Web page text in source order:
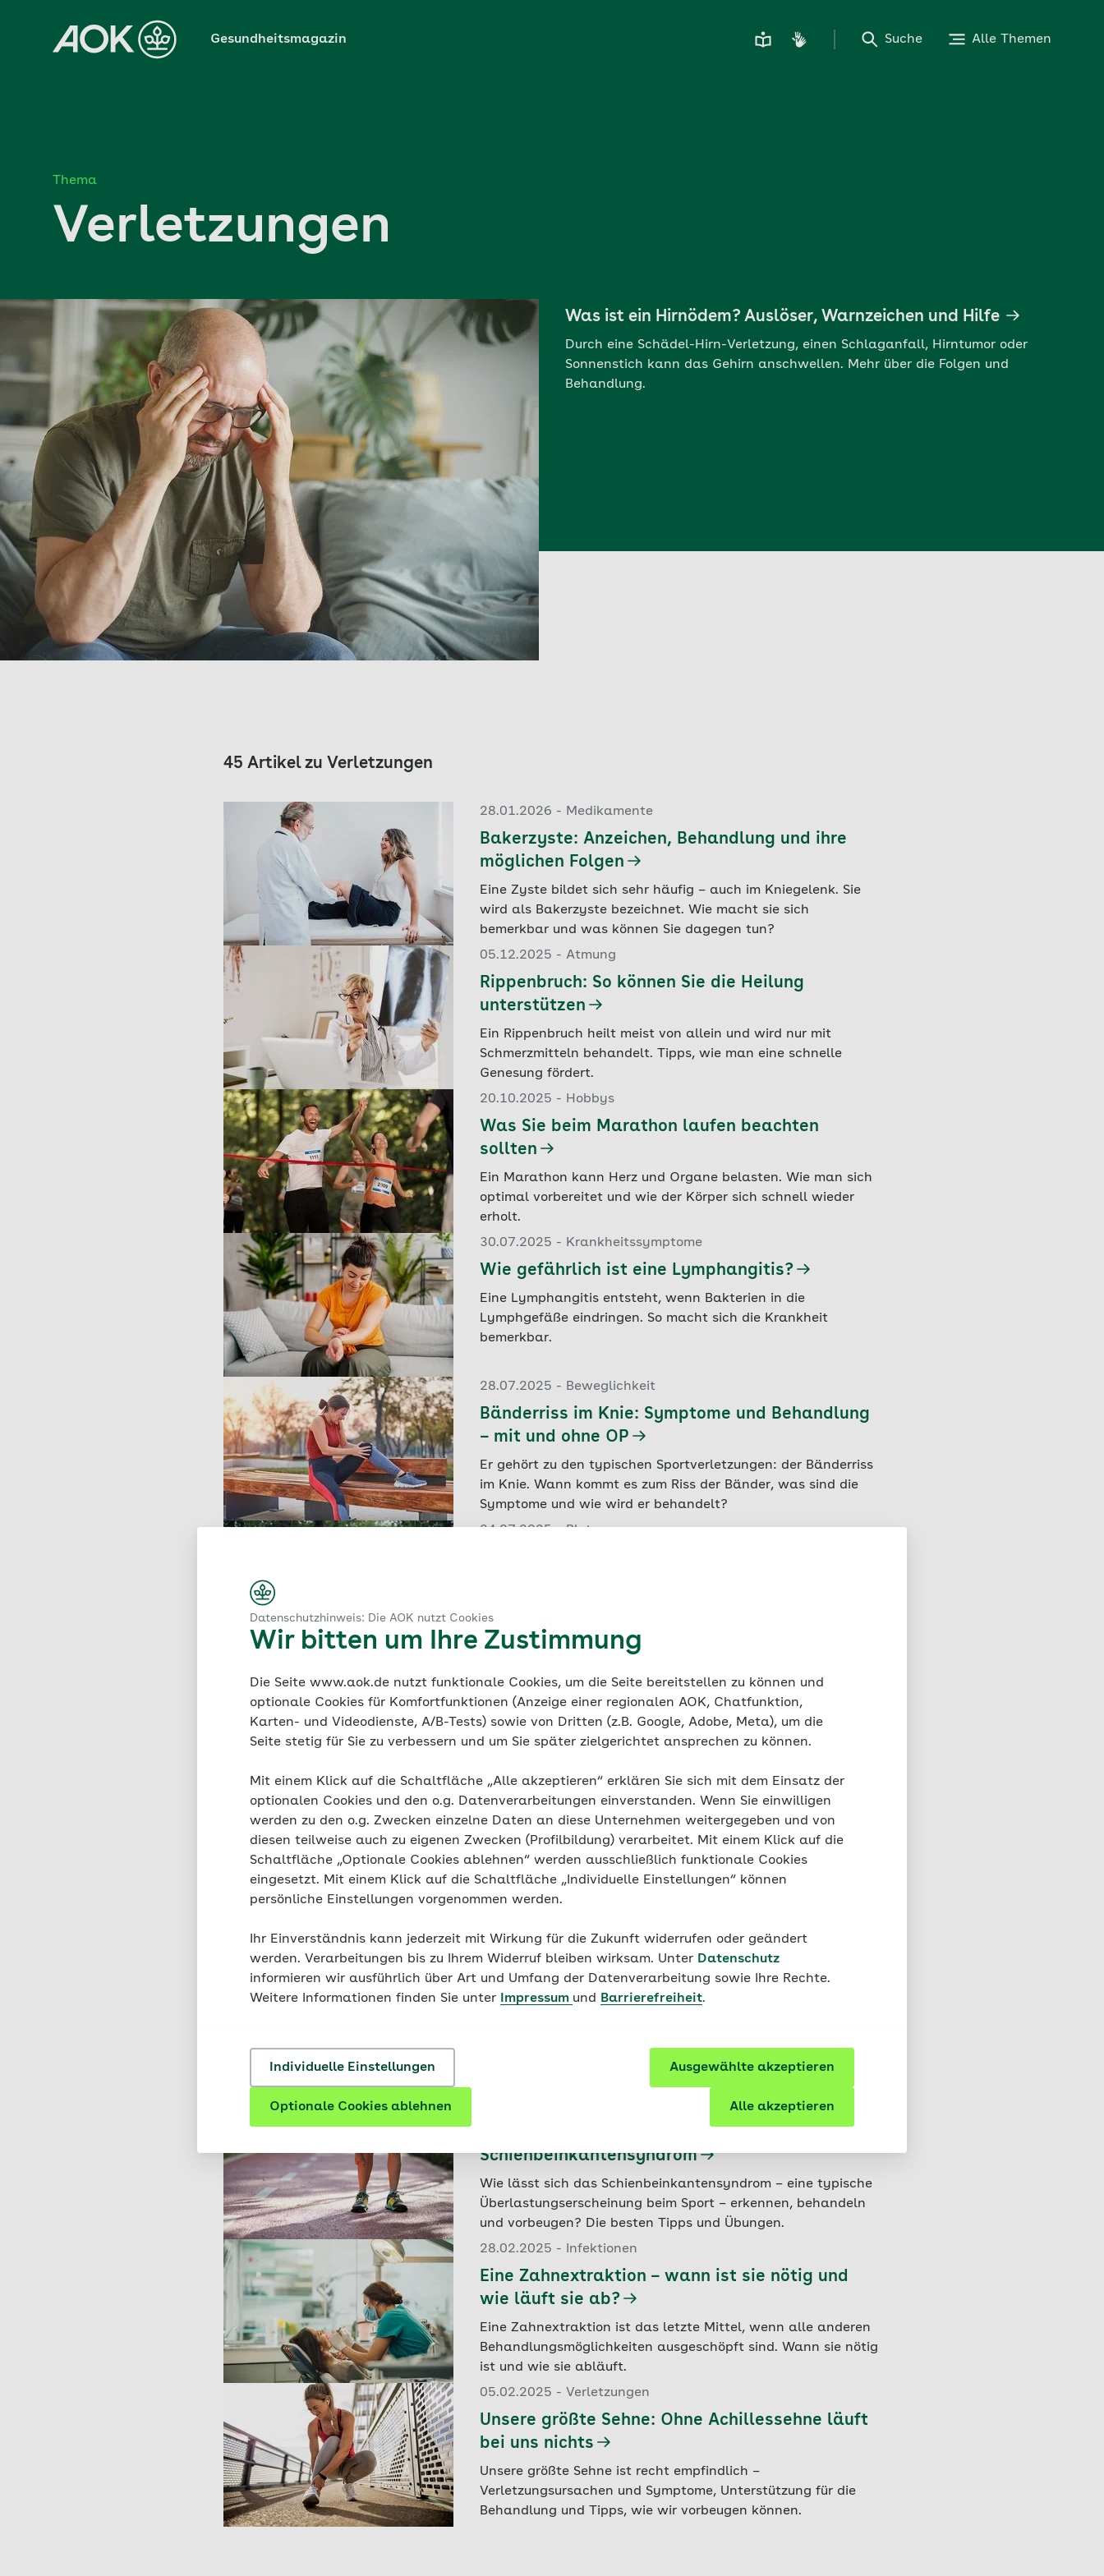
Datenschutzhinweis: Die AOK nutzt Cookies
Wir bitten um Ihre Zustimmung
Die Seite www.aok.de nutzt funktionale Cookies, um die Seite bereitstellen zu können und
optionale Cookies für Komfortfunktionen (Anzeige einer regionalen AOK, Chatfunktion,
Karten- und Videodienste, A/B-Tests) sowie von Dritten (z.B. Google, Adobe, Meta), um die
Seite stetig für Sie zu verbessern und um Sie später zielgerichtet ansprechen zu können.
Mit einem Klick auf die Schaltfläche „Alle akzeptieren“ erklären Sie sich mit dem Einsatz der
optionalen Cookies und den o.g. Datenverarbeitungen einverstanden. Wenn Sie einwilligen
werden zu den o.g. Zwecken einzelne Daten an diese Unternehmen weitergegeben und von
diesen teilweise auch zu eigenen Zwecken (Profilbildung) verarbeitet. Mit einem Klick auf die
Schaltfläche „Optionale Cookies ablehnen“ werden ausschließlich funktionale Cookies
eingesetzt. Mit einem Klick auf die Schaltfläche „Individuelle Einstellungen“ können
persönliche Einstellungen vorgenommen werden.
Ihr Einverständnis kann jederzeit mit Wirkung für die Zukunft widerrufen oder geändert
werden. Verarbeitungen bis zu Ihrem Widerruf bleiben wirksam. Unter Datenschutz
informieren wir ausführlich über Art und Umfang der Datenverarbeitung sowie Ihre Rechte.
Weitere Informationen finden Sie unter
Impressum und Barrierefreiheit.
Individuelle Einstellungen Ausgewählte akzeptieren
Optionale Cookies ablehnen Alle akzeptieren
Hauptinhalt
springen
Gesundheitsmagazin Suche Alle Themen
Thema
Verletzungen
Was ist ein Hirnödem? Auslöser, Warnzeichen und Hilfe
Durch eine Schädel-Hirn-Verletzung, einen Schlaganfall, Hirntumor oder
Sonnenstich kann das Gehirn anschwellen. Mehr über die Folgen und
Behandlung.
45 Artikel zu Verletzungen
28.01.2026 - Medikamente
Bakerzyste: Anzeichen, Behandlung und ihre
möglichen Folgen
Eine Zyste bildet sich sehr häufig – auch im Kniegelenk. Sie
wird als Bakerzyste bezeichnet. Wie macht sie sich
bemerkbar und was können Sie dagegen tun?
05.12.2025 - Atmung
Rippenbruch: So können Sie die Heilung
unterstützen
Ein Rippenbruch heilt meist von allein und wird nur mit
Schmerzmitteln behandelt. Tipps, wie man eine schnelle
Genesung fördert.
20.10.2025 - Hobbys
Was Sie beim Marathon laufen beachten
sollten
Ein Marathon kann Herz und Organe belasten. Wie man sich
optimal vorbereitet und wie der Körper sich schnell wieder
erholt.
30.07.2025 - Krankheitssymptome
Wie gefährlich ist eine Lymphangitis?
Eine Lymphangitis entsteht, wenn Bakterien in die
Lymphgefäße eindringen. So macht sich die Krankheit
bemerkbar.
28.07.2025 - Beweglichkeit
Bänderriss im Knie: Symptome und Behandlung
– mit und ohne OP
Er gehört zu den typischen Sportverletzungen: der Bänderriss
im Knie. Wann kommt es zum Riss der Bänder, was sind die
Symptome und wie wird er behandelt?
24.07.2025 - Blut
und geschädigt ist? Erfahren Sie mehr!
Schnell erste Hilfe leisten: Zahnunfall bei
Kindern
19.06.2025 - Verletzungen
Wie ein Knochenbruch heilt und wie lange es
dauert
Nach einem Knochenbruch sind Ruhigstellung und Schonung
Heilungsprozess?
16.05.2025 - Nervensystem
Koma, Wachkoma, künstliches Koma: Was sind
Ursachen gibt es dafür? Erfahren Sie mehr zu verschiedenen
Schienbeinkantensyndrom
Wie lässt sich das Schienbeinkantensyndrom – eine typische
Überlastungserscheinung beim Sport – erkennen, behandeln
und vorbeugen? Die besten Tipps und Übungen.
28.02.2025 - Infektionen
Eine Zahnextraktion – wann ist sie nötig und
wie läuft sie ab?
Eine Zahnextraktion ist das letzte Mittel, wenn alle anderen
Behandlungsmöglichkeiten ausgeschöpft sind. Wann sie nötig
ist und wie sie abläuft.
05.02.2025 - Verletzungen
Unsere größte Sehne: Ohne Achillessehne läuft
bei uns nichts
Unsere größte Sehne ist recht empfindlich –
Verletzungsursachen und Symptome, Unterstützung für die
Behandlung und Tipps, wie wir vorbeugen können.